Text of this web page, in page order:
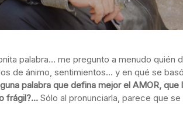
palabra… me pregunto a menudo quién
de ánimo, sentimientos… y en qué se
palabra que defina mejor el AMOR,
frágil?… Sólo al pronunciarla, parece que